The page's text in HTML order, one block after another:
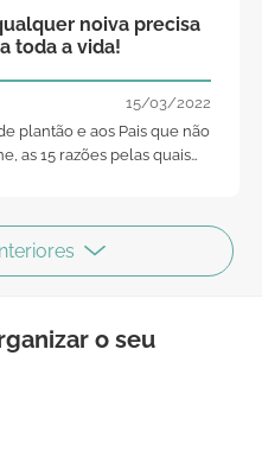
noiva precisa
toda a vida!
15/03/2022
plantão e aos Pais que não
as 15 razões pelas quais
o seu